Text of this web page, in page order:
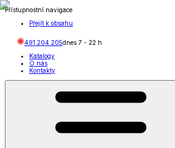
Přístupnostní navigace
Přejít k obsahu
491 204 205dnes 7 - 22 h
Katalogy
O nás
Kontakty